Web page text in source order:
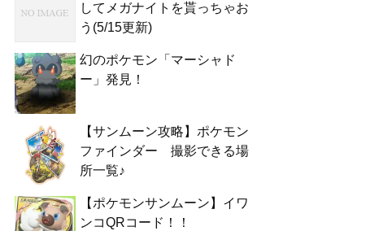
してメガナイトを貰っちゃお
う(5/15更新)
幻のポケモン「マーシャド
ー」発見！
【サンムーン攻略】ポケモン
ファインダー 撮影できる場
所一覧♪
【ポケモンサンムーン】イワ
ンコQRコード！！